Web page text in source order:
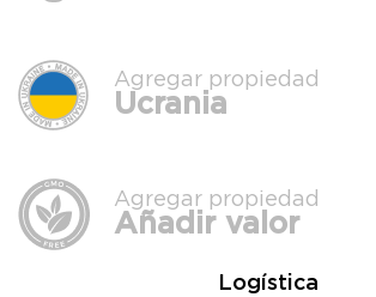
Agregar propiedad
Ucrania
Agregar propiedad
Añadir valor
Logística